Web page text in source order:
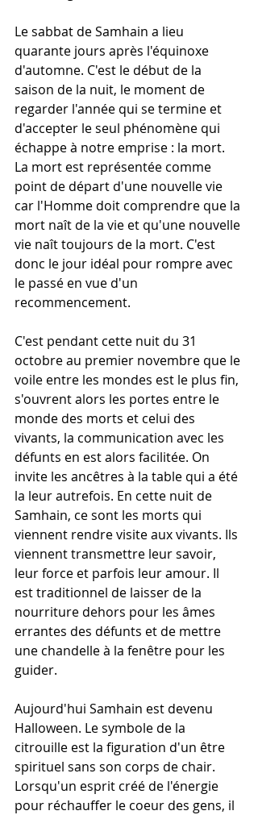
Le sabbat de Samhain a lieu
quarante jours après l'équinoxe
d'automne. C'est le début de la
saison de la nuit, le moment de
regarder l'année qui se termine et
d'accepter le seul phénomène qui
échappe à notre emprise : la mort.
La mort est représentée comme
point de départ d'une nouvelle vie
car l'Homme doit comprendre que la
mort naît de la vie et qu'une nouvelle
vie naît toujours de la mort. C'est
donc le jour idéal pour rompre avec
le passé en vue d'un
recommencement.
C'est pendant cette nuit du 31
octobre au premier novembre que le
voile entre les mondes est le plus fin,
s'ouvrent alors les portes entre le
monde des morts et celui des
vivants, la communication avec les
défunts en est alors facilitée. On
invite les ancêtres à la table qui a été
la leur autrefois. En cette nuit de
Samhain, ce sont les morts qui
viennent rendre visite aux vivants. Ils
viennent transmettre leur savoir,
leur force et parfois leur amour. Il
est traditionnel de laisser de la
nourriture dehors pour les âmes
errantes des défunts et de mettre
une chandelle à la fenêtre pour les
guider.
Aujourd'hui Samhain est devenu
Halloween. Le symbole de la
citrouille est la figuration d'un être
spirituel sans son corps de chair.
Lorsqu'un esprit créé de l'énergie
pour réchauffer le coeur des gens, il